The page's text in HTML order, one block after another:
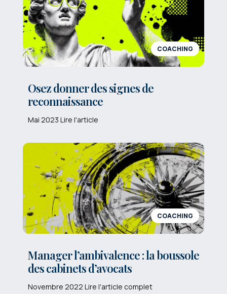
COACHING
Osez donner des signes de
reconnaissance
Mai 2023 Lire l'article
COACHING
Manager l’ambivalence : la boussole
des cabinets d’avocats
Novembre 2022 Lire l'article complet